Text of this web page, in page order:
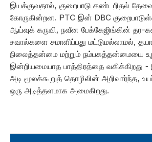
இயக்குவதால், குறைபாடு கண்டறிதல்
கோருகின்றன. PTC இன் DBC
ஆய்வுக் கருவி, நவீன பேக்கேஜிங்கின் தர-
சவால்களை சமாளிப்பது மட்டுமல்லாமல்,
நிலைத்தன்மை மற்றும் நம்பகத்தன்மையை
இன்றியமையாத பாத்திரத்தை வகிக்கிறது -
அடி மூலக்கூறுத் தொழிலின் அறிவார்ந்த,
ஒரு அடித்தளமாக அமைகிறது.